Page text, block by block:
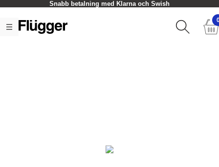
Snabb betalning med Klarna och Swish